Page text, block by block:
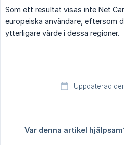
Som ett resultat visas inte Net
europeiska användare, eftersom
ytterligare värde i dessa regioner.
Uppdaterad
Var denna artikel